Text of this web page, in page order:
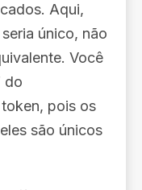
Aqui,
único, não
Você
do
pois os
são únicos